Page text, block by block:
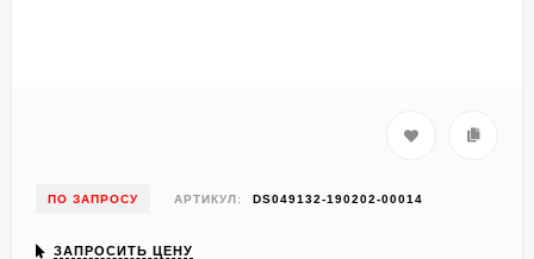
ПО ЗАПРОСУ АРТИКУЛ: DS049132-190202-00014
ЗАПРОСИТЬ ЦЕНУ